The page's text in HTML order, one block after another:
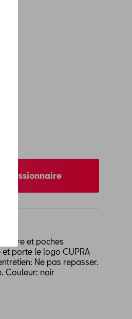
et poches
porte le logo CUPRA
Ne pas repasser.
Couleur: noir